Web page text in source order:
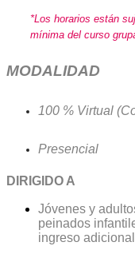
*Los horarios están
mínima del curso
MODALIDAD
100 % Virtual
Presencial
DIRIGIDO A
Jóvenes y
peinados
ingreso